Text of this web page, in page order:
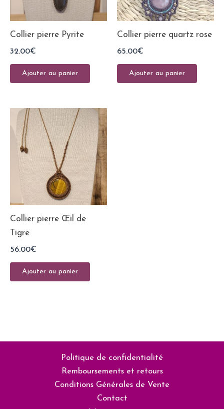
Collier pierre Pyrite
32.00€
Ajouter au panier
Collier pierre quartz rose
65.00€
Ajouter au panier
Collier pierre Œil de
Tigre
56.00€
Ajouter au panier
Politique de confidentialité
Remboursements et retours
Conditions Générales de Vente
Contact